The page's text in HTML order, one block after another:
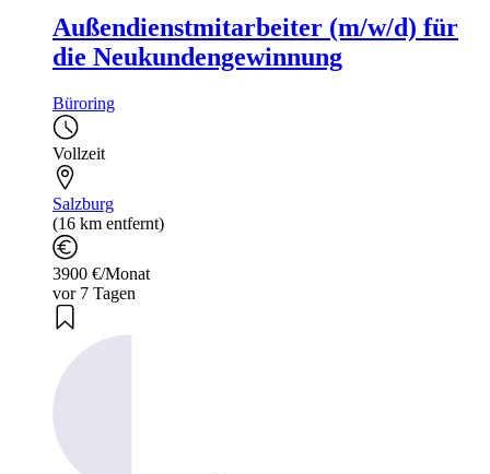
Außendienstmitarbeiter (m/w/d) für
die Neukundengewinnung
Büroring
Vollzeit
Salzburg
(16 km entfernt)
3900 €/Monat
vor 7 Tagen